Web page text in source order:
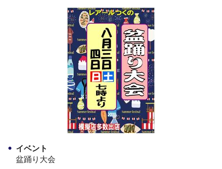
イベント
盆踊り大会